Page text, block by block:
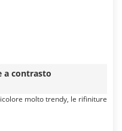
a contrasto
molto trendy, le rifiniture